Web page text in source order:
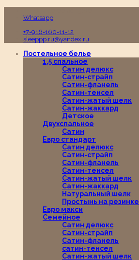
Whatsapp
+7-916-160-11-12
sleeppp.ru@yandex.ru
Постельное белье
1,5 спальное
Сатин делюкс
Сатин-страйп
Сатин-фланель
Сатин-тенсел
Сатин-жатый шелк
Сатин-жаккард
Детское
Двухспальное
Сатин
Евро стандарт
Сатин делюкс
Сатин-страйп
Сатин-фланель
Сатин-тенсел
Сатин-жатый шелк
Сатин-жаккард
Натуральный шелк
Простынь на резинке
Евро макси
Семейное
Сатин делюкс
Сатин-страйп
Сатин-фланель
сатин-тенсел
Сатин-жатый шелк